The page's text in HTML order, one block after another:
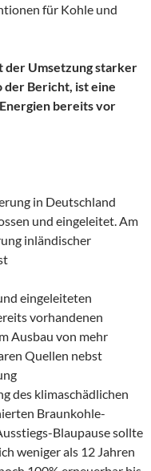
für Kohle und
der Umsetzung starker
der Bericht, ist eine
bereits vor
in Deutschland
und eingeleitet. Am
inländischer
eingeleiteten
vorhandenen
Ausbau von mehr
Quellen nebst
des klimaschädlichen
Braunkohle-
Blaupause sollte
weniger als 12 Jahren